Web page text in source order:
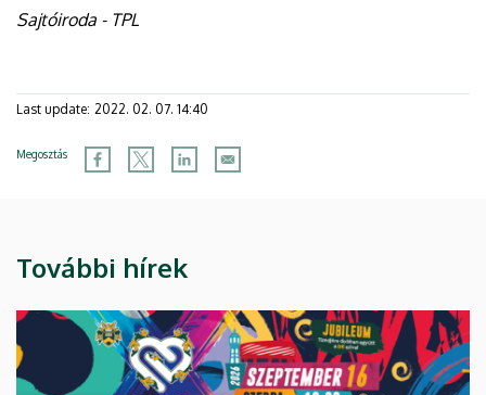
Sajtóiroda - TPL
Last update: 2022. 02. 07. 14:40
Megosztás
További hírek